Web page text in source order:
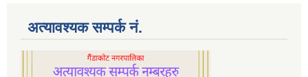
अत्यावश्यक सम्पर्क नं.